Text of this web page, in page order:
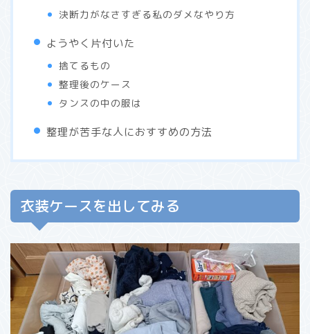
決断力がなさすぎる私のダメなやり方
ようやく片付いた
捨てるもの
整理後のケース
タンスの中の服は
整理が苦手な人におすすめの方法
衣装ケースを出してみる